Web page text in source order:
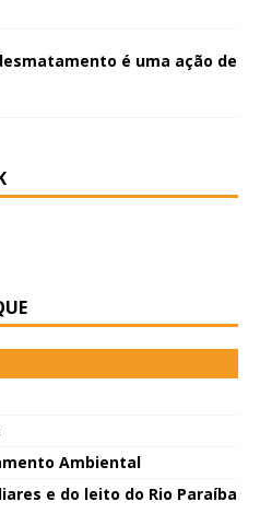
é uma ação de
Ambiental
e do leito do Rio Paraíba